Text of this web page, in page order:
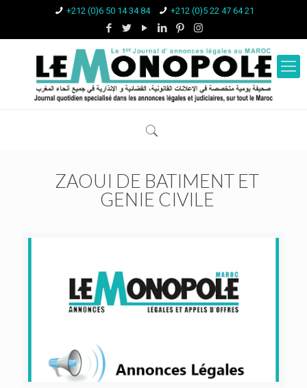
+212 (0)6 50 14 34 84 +212 (0)5 22 47 64 21
ZAOUI DE BATIMENT ET
GENIE CIVILE